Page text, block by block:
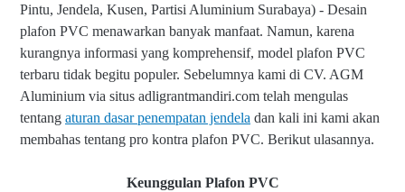
Pintu, Jendela, Kusen, Partisi Aluminium Surabaya) - Desain
plafon PVC menawarkan banyak manfaat. Namun, karena
kurangnya informasi yang komprehensif, model plafon PVC
terbaru tidak begitu populer. Sebelumnya kami di CV. AGM
Aluminium via situs adligrantmandiri.com telah mengulas
tentang aturan dasar penempatan jendela dan kali ini kami akan
membahas tentang pro kontra plafon PVC. Berikut ulasannya.
Keunggulan Plafon PVC